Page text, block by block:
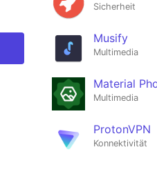
Sicherheit
Musify
Multimedia
Material
Multimedia
ProtonVPN
Konnektivität